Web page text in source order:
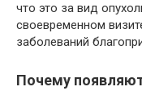
что это за вид
своевременном
заболеваний
Почему